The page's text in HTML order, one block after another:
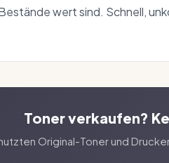
wert sind. Schnell,
Toner verkaufen?
Original-Toner und